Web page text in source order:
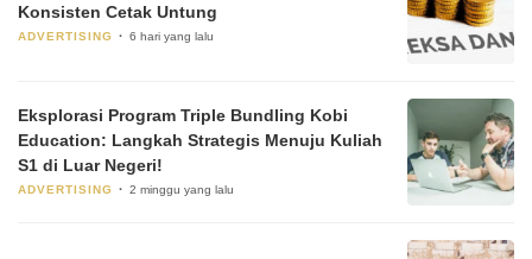
Konsisten Cetak Untung
ADVERTISING 6 hari yang lalu
Eksplorasi Program Triple Bundling Kobi
Education: Langkah Strategis Menuju Kuliah
S1 di Luar Negeri!
ADVERTISING 2 minggu yang lalu